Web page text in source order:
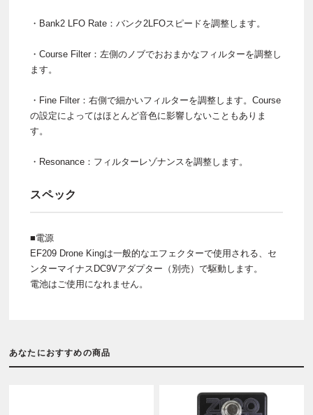
・Bank2 LFO Rate：バンク2LFOスピードを調整します。
・Course Filter：左側のノブでおおまかなフィルターを調整し
ます。
・Fine Filter：右側で細かいフィルターを調整します。Course
の設定によってはほとんど音色に影響しないこともありま
す。
・Resonance：フィルターレゾナンスを調整します。
スペック
■電源
EF209 Drone Kingは一般的なエフェクターで使用される、セ
ンターマイナスDC9Vアダプター（別売）で駆動します。
電池はご使用になれません。
あなたにおすすめの商品